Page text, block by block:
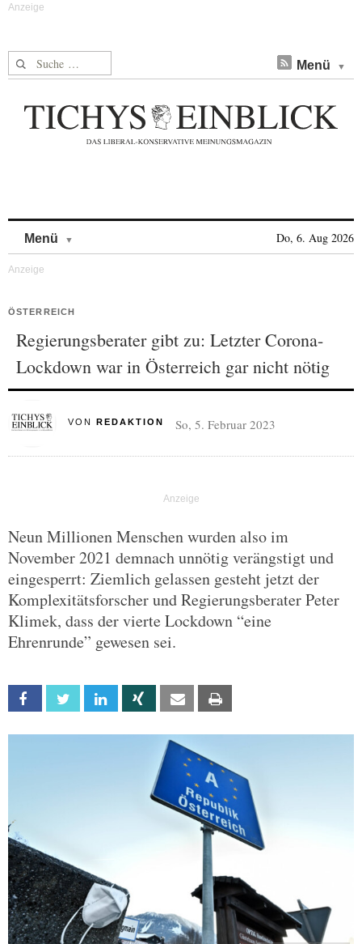
Suche nach: Menü
Menü Do, 6. Aug 2026
ÖSTERREICH
Regierungsberater gibt zu: Letzter Corona-
Lockdown war in Österreich gar nicht nötig
VON REDAKTION So, 5. Februar 2023
Neun Millionen Menschen wurden also im
November 2021 demnach unnötig verängstigt und
eingesperrt: Ziemlich gelassen gesteht jetzt der
Komplexitätsforscher und Regierungsberater Peter
Klimek, dass der vierte Lockdown “eine
Ehrenrunde” gewesen sei.
Facebook Twitter Linkedin Xing Email